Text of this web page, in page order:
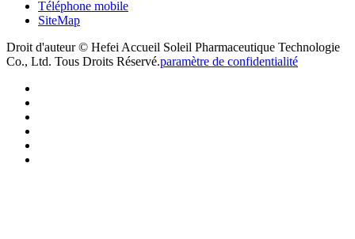
Téléphone mobile
SiteMap
Droit d'auteur © Hefei Accueil Soleil Pharmaceutique Technologie
Co., Ltd. Tous Droits Réservé.paramètre de confidentialité